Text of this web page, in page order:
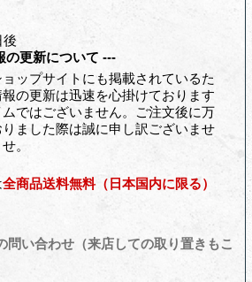
後
の更新について ---
ップサイトにも掲載されているた
の更新は迅速を心掛けております
ではございません。ご注文後に万
ました際は誠に申し訳ございませ
。
全商品送料無料（日本国内に限る）
い合わせ（来店しての取り置きもこ